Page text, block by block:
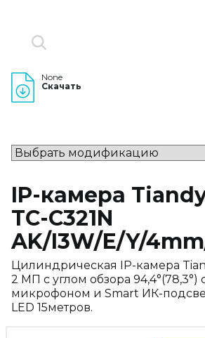
None
Скачать
IP-камера
TC-C321N
AK/I3W/E/Y/
Цилиндрическая IP-камера
2 МП с углом обзора 94,4°(78,3°)
микрофоном и Smart ИК-
LED 15метров.